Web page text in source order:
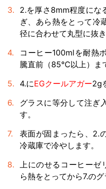
2.を厚さ8mm程度にな
ぎ、あら熱をとって冷
径に合わせて丸型に抜き
コーヒー100mlを耐熱
騰直前（85℃以上）ま
4.にEGクールアガー2g
グラスに等分して注ぎ
す。
表面が固まったら、2.
冷蔵庫で冷やします。
上にのせるコーヒーゼ
ら熱をとってから7.の